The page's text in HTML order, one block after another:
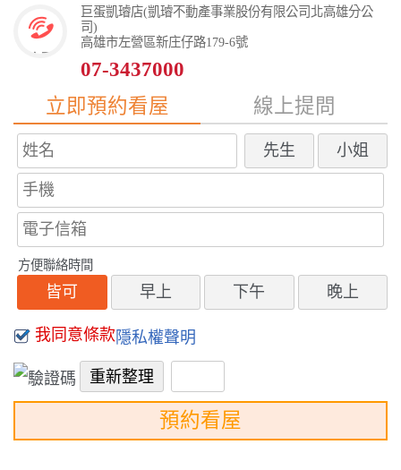
巨蛋凱璿店(凱璿不動產事業股份有限公司北高雄分公
司)
高雄市左營區新庄仔路179-6號
07-3437000
立即預約看屋
線上提問
先生 小姐
方便聯絡時間
皆可 早上 下午 晚上
我同意條款 隱私權聲明
預約看屋